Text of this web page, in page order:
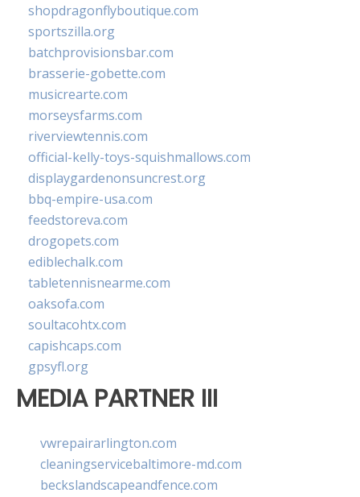
shopdragonflyboutique.com
sportszilla.org
batchprovisionsbar.com
brasserie-gobette.com
musicrearte.com
morseysfarms.com
riverviewtennis.com
official-kelly-toys-squishmallows.com
displaygardenonsuncrest.org
bbq-empire-usa.com
feedstoreva.com
drogopets.com
ediblechalk.com
tabletennisnearme.com
oaksofa.com
soultacohtx.com
capishcaps.com
gpsyfl.org
MEDIA PARTNER III
vwrepairarlington.com
cleaningservicebaltimore-md.com
beckslandscapeandfence.com